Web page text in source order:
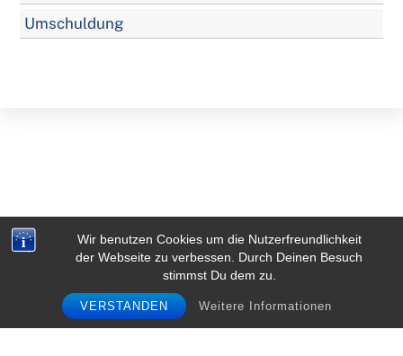
Wir benutzen Cookies um die Nutzerfreundlichkeit
der Webseite zu verbessen. Durch Deinen Besuch
stimmst Du dem zu.
VERSTANDEN Weitere Informationen
Umschuldung